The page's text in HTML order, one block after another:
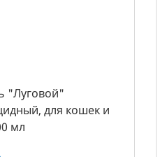
"Луговой"
для кошек и
мл